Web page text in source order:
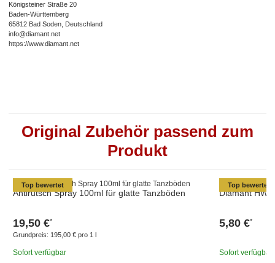
Königsteiner Straße 20
Baden-Württemberg
65812 Bad Soden, Deutschland
info@diamant.net
https://www.diamant.net
Original Zubehör passend zum
Produkt
Top bewertet
Antirutsch Spray 100ml für glatte Tanzböden
19,50 €*
Grundpreis: 195,00 € pro 1 l
Sofort verfügbar
Top bewertet
Diamant
5,80 €*
Sofort verfügbar